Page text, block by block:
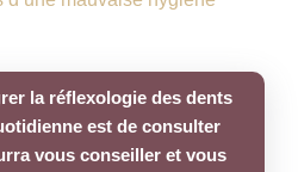
la réflexologie des dents
est de consulter
vous conseiller et vous